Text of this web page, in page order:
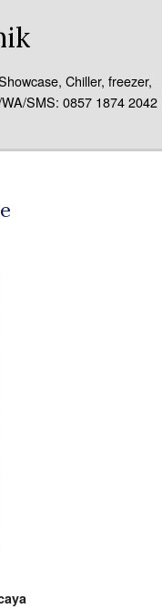
Chiller, freezer,
SMS: 0857 1874 2042